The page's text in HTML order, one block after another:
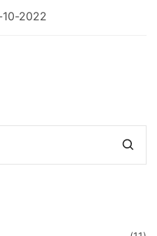
Nếu bạn là người yêu
2022